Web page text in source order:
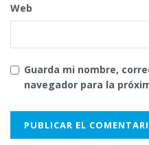
Web
Guarda mi nombre,
navegador para la